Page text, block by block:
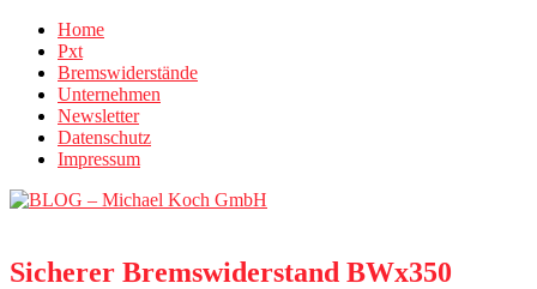
Home
Pxt
Bremswiderstände
Unternehmen
Newsletter
Datenschutz
Impressum
Sicherer Bremswiderstand BWx350